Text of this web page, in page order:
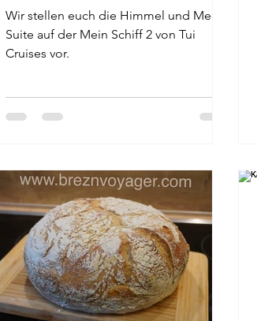
Wir stellen euch die Himmel und Meer
Suite auf der Mein Schiff 2 von Tui
Cruises vor.